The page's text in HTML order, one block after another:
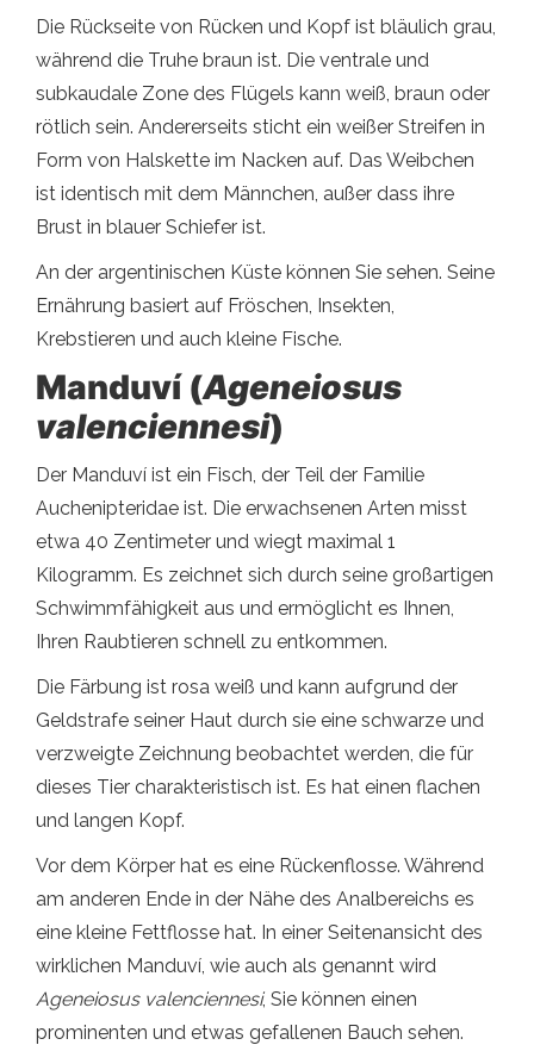
Die Rückseite von Rücken und Kopf ist bläulich grau,
während die Truhe braun ist. Die ventrale und
subkaudale Zone des Flügels kann weiß, braun oder
rötlich sein. Andererseits sticht ein weißer Streifen in
Form von Halskette im Nacken auf. Das Weibchen
ist identisch mit dem Männchen, außer dass ihre
Brust in blauer Schiefer ist.
An der argentinischen Küste können Sie sehen. Seine
Ernährung basiert auf Fröschen, Insekten,
Krebstieren und auch kleine Fische.
Manduví (Ageneiosus
valenciennesi)
Der Manduví ist ein Fisch, der Teil der Familie
Auchenipteridae ist. Die erwachsenen Arten misst
etwa 40 Zentimeter und wiegt maximal 1
Kilogramm. Es zeichnet sich durch seine großartigen
Schwimmfähigkeit aus und ermöglicht es Ihnen,
Ihren Raubtieren schnell zu entkommen.
Die Färbung ist rosa weiß und kann aufgrund der
Geldstrafe seiner Haut durch sie eine schwarze und
verzweigte Zeichnung beobachtet werden, die für
dieses Tier charakteristisch ist. Es hat einen flachen
und langen Kopf.
Vor dem Körper hat es eine Rückenflosse. Während
am anderen Ende in der Nähe des Analbereichs es
eine kleine Fettflosse hat. In einer Seitenansicht des
wirklichen Manduví, wie auch als genannt wird
Ageneiosus valenciennesi, Sie können einen
prominenten und etwas gefallenen Bauch sehen.